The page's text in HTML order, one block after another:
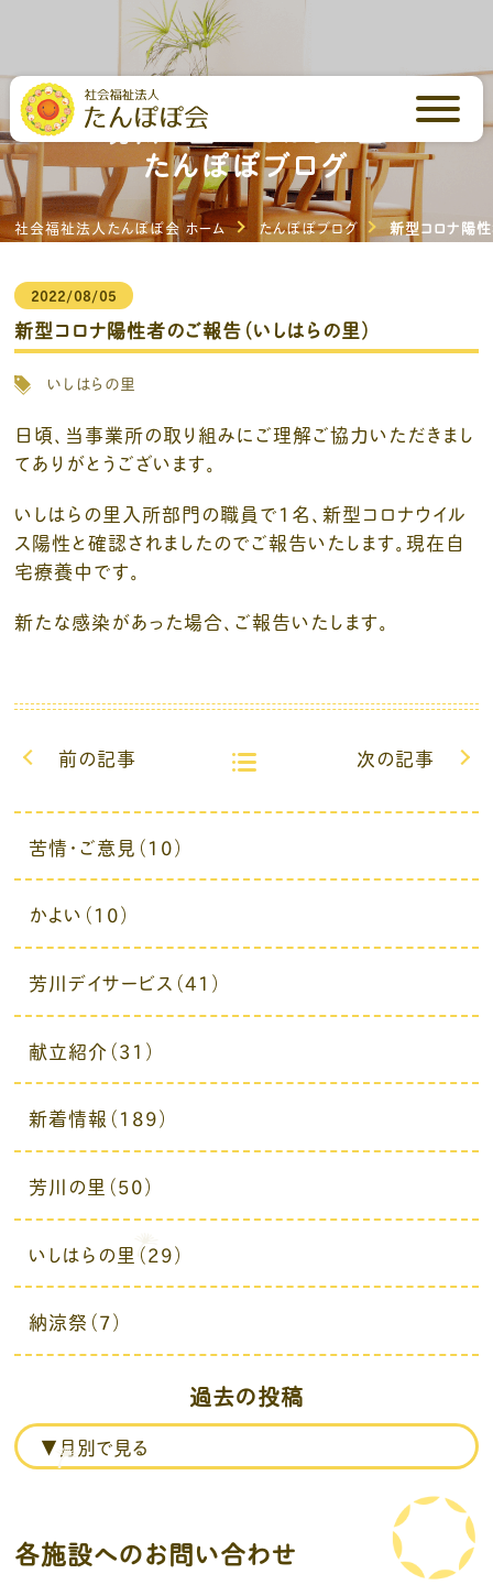
芳川の里・いしはらの里
たんぽぽブログ
社会福祉法人たんぽぽ会 ホーム たんぽぽブログ 新型コロナ陽性
2022/08/05
新型コロナ陽性者のご報告（いしはらの里）
いしはらの里
日頃、当事業所の取り組みにご理解ご協力いただきまし
てありがとうございます。
いしはらの里入所部門の職員で1名、新型コロナウイル
ス陽性と確認されましたのでご報告いたします。現在自
宅療養中です。
新たな感染があった場合、ご報告いたします。
前の記事 次の記事
苦情・ご意見（10）
かよい（10）
芳川デイサービス（41）
献立紹介（31）
新着情報（189）
芳川の里（50）
いしはらの里（29）
納涼祭（7）
過去の投稿
各施設へのお問い合わせ